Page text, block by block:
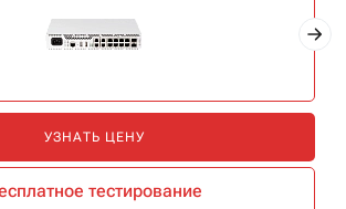
УЗНАТЬ ЦЕНУ
тестирование